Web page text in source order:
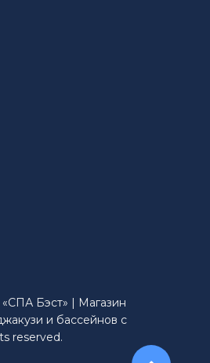
Бэст» | Магазин
и бассейнов с
reserved.